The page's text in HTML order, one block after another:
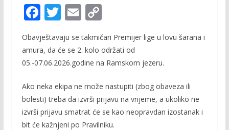
F
ac
e
b
o
o
k
T
itt
er
E
m
ai
l
C
o
p
y
n
k
Obavještavaju se takmičari Premijer lige u lovu šarana i
amura, da će se 2. kolo održati od
05.-07.06.2026.godine na Ramskom jezeru.
Ako neka ekipa ne može nastupiti (zbog obaveza ili
bolesti) treba da izvrši prijavu na vrijeme, a ukoliko ne
izvrši prijavu smatrat će se kao neopravdan izostanak i
bit će kažnjeni po Pravilniku.